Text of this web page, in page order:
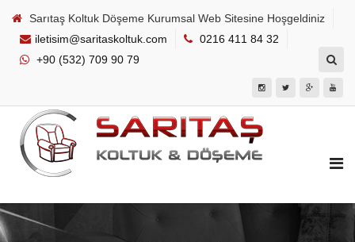
Sarıtaş Koltuk Döşeme Kurumsal Web Sitesine Hoşgeldiniz
iletisim@saritaskoltuk.com
0216 411 84 32
+90 (532) 709 90 79